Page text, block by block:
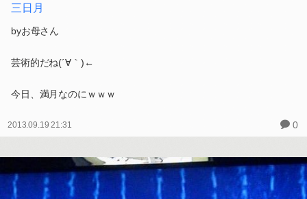
三日月
byお母さん
芸術的だね(´∀｀)←
今日、満月なのにｗｗｗ
2013.09.19 21:31 0